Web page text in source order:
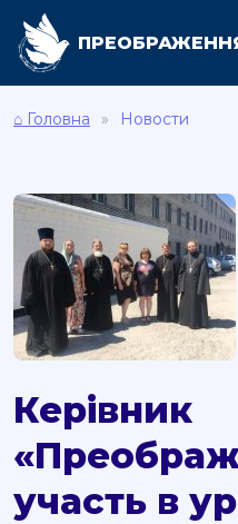
⌂ Головна Новости
Керівник
участь в